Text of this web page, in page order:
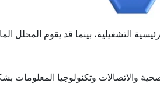
التشغيلية، بينما قد يقوم المحلل
والاتصالات وتكنولوجيا المعلومات